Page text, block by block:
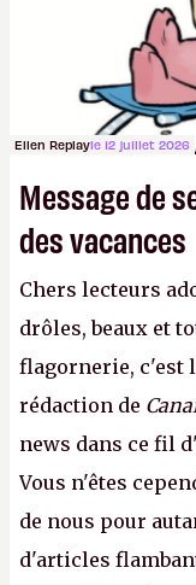
avec du pouvoir
Ellen Replayle 12 juillet 2026
Message de
des vacances
Chers lecteurs
drôles, beaux et
flagornerie, c'est
rédaction de
news dans ce fil
Vous n'êtes
de nous pour
d'articles